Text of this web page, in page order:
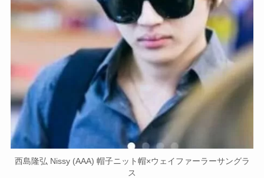
西島隆弘 Nissy (AAA) 帽子ニット帽×ウェイファーラーサングラ
ス